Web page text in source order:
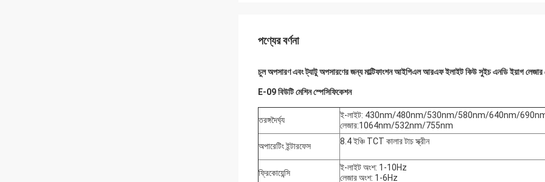
পণ্যের বর্ণনা
চুল অপসারণ এবং ট্যাটু অপসারণের জন্য মাল্টিফাংশন আইপিএল আরএফ ইলাইট কিউ সুইচ এনডি ইয়াগ লেজার
E-09 বিউটি মেশিন স্পেসিফিকেশন
তরঙ্গদৈর্ঘ্য
ই-লাইট: 430nm/480nm/530nm/580nm/640nm/
লেজার:1064nm/532nm/755nm
অপারেটিং ইন্টারফেস 8.4 ইঞ্চি TCT কালার টাচ স্ক্রীন
ফ্রিকোয়েন্সি
ই-লাইট অংশ: 1-10Hz
লেজার অংশ: 1-6Hz